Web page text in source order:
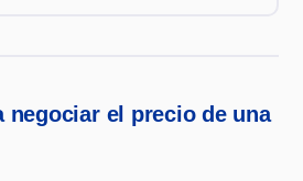
negociar el precio de una